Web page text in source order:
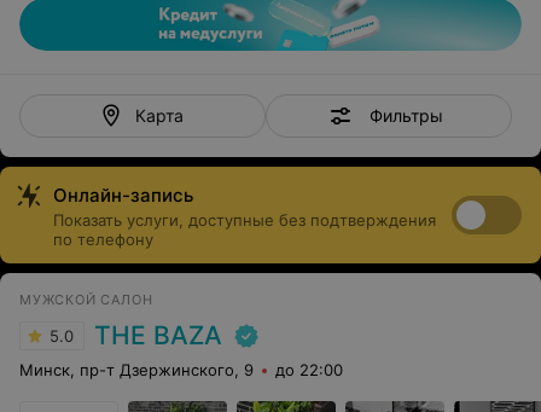
Карта Фильтры
Онлайн-запись
Показать услуги, доступные без подтверждения
по телефону
МУЖСКОЙ САЛОН
5.0 THE BAZA
Минск, пр-т Дзержинского, 9 до 22:00